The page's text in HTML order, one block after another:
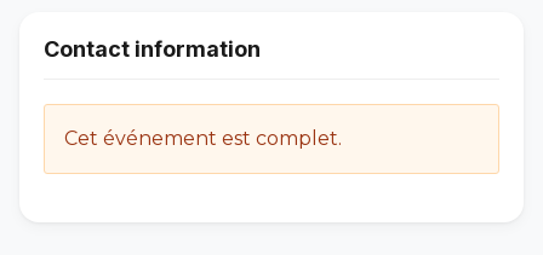
Contact information
Cet événement est complet.